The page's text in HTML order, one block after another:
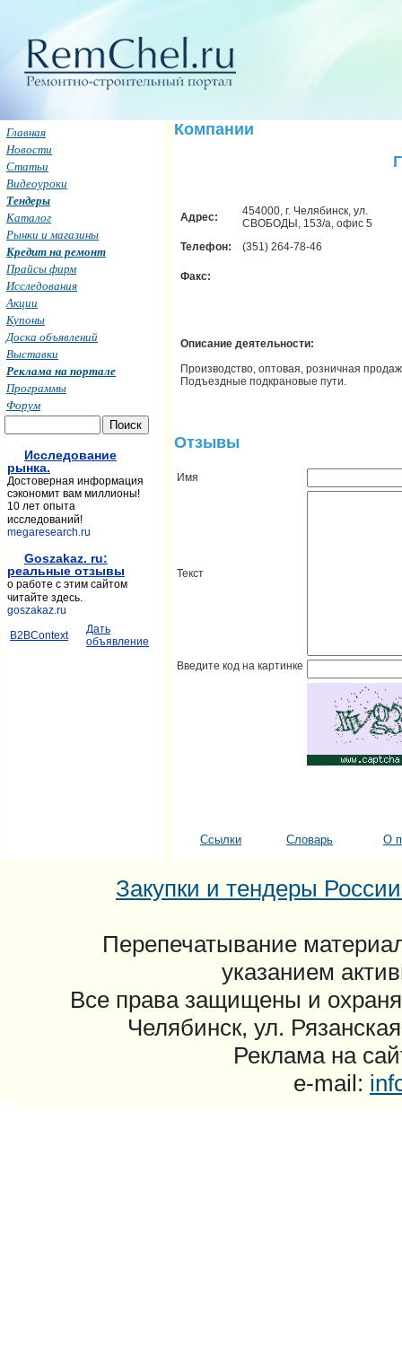
Компании
Адрес:
454000, г. Челябинск, ул.
СВОБОДЫ, 153/а, офис 5
Телефон:
(351) 264-78-46
Факс:
Описание деятельности:
Производство, оптовая, розничная
Подъездные подкрановые пути.
Отзывы
Имя
Текст
Введите код на картинке
Ссылки Словарь О
Главная
Новости
Статьи
Видеоуроки
Тендеры
Каталог
Рынки и магазины
Кредит на ремонт
Прайсы фирм
Исследования
Акции
Купоны
Доска объявлений
Выставки
Реклама на портале
Программы
Форум
Исследование
рынка.
Достоверная информация
сэкономит вам миллионы!
10 лет опыта
исследований!
megaresearch.ru
Goszakaz. ru:
реальные отзывы
о работе с этим сайтом
читайте здесь.
goszakaz.ru
B2BContext
Дать
объявление
Закупки и тендеры
Перепечатывание
указанием
Все права защищены и
Челябинск, ул.
Реклама на
e-mail: